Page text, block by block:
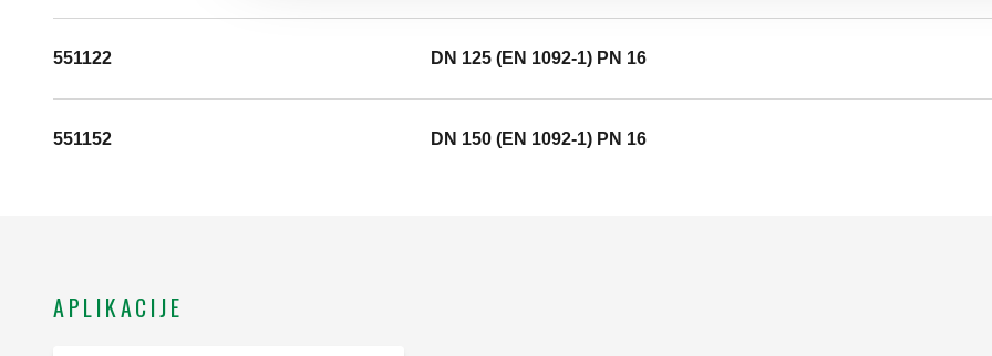
551122 DN 125 (EN 1092-1) PN 16
551152 DN 150 (EN 1092-1) PN 16
APLIKACIJE